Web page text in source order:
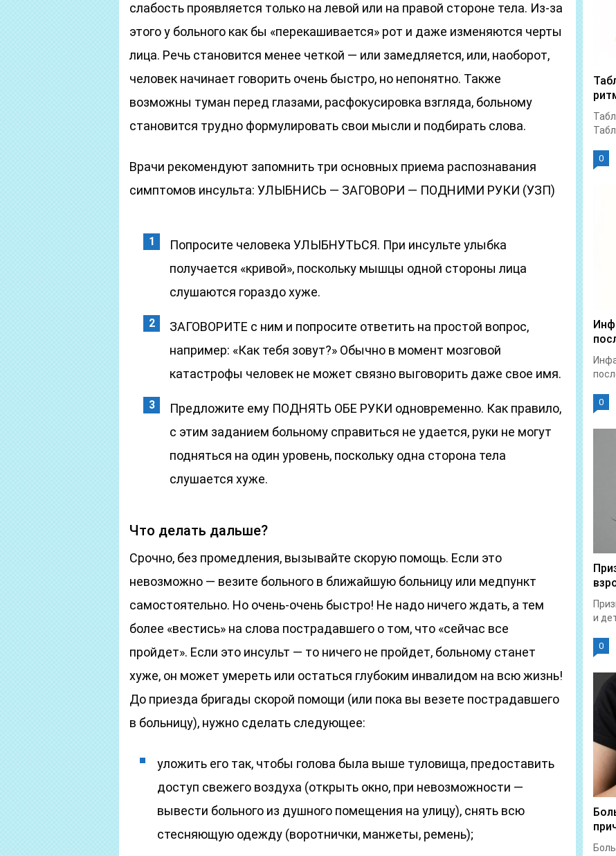
слабость проявляется только на левой или на правой стороне тела. Из-за
этого у больного как бы «перекашивается» рот и даже изменяются черты
лица. Речь становится менее четкой — или замедляется, или, наоборот,
человек начинает говорить очень быстро, но непонятно. Также
возможны туман перед глазами, расфокусировка взгляда, больному
становится трудно формулировать свои мысли и подбирать слова.
Врачи рекомендуют запомнить три основных приема распознавания
симптомов инсульта: УЛЫБНИСЬ — ЗАГОВОРИ — ПОДНИМИ РУКИ (УЗП)
Попросите человека УЛЫБНУТЬСЯ. При инсульте улыбка
получается «кривой», поскольку мышцы одной стороны лица
слушаются гораздо хуже.
ЗАГОВОРИТЕ с ним и попросите ответить на простой вопрос,
например: «Как тебя зовут?» Обычно в момент мозговой
катастрофы человек не может связно выговорить даже свое имя.
Предложите ему ПОДНЯТЬ ОБЕ РУКИ одновременно. Как правило,
с этим заданием больному справиться не удается, руки не могут
подняться на один уровень, поскольку одна сторона тела
слушается хуже.
Что делать дальше?
Срочно, без промедления, вызывайте скорую помощь. Если это
невозможно — везите больного в ближайшую больницу или медпункт
самостоятельно. Но очень-очень быстро! Не надо ничего ждать, а тем
более «вестись» на слова пострадавшего о том, что «сейчас все
пройдет». Если это инсульт — то ничего не пройдет, больному станет
хуже, он может умереть или остаться глубоким инвалидом на всю жизнь!
До приезда бригады скорой помощи (или пока вы везете пострадавшего
в больницу), нужно сделать следующее:
уложить его так, чтобы голова была выше туловища, предоставить
доступ свежего воздуха (открыть окно, при невозможности —
вывести больного из душного помещения на улицу), снять всю
стесняющую одежду (воротнички, манжеты, ремень);
0
0
и
0